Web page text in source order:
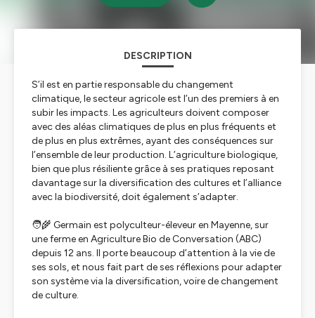
DESCRIPTION
S’il est en partie responsable du changement
climatique, le secteur agricole est l’un des premiers à en
subir les impacts. Les agriculteurs doivent composer
avec des aléas climatiques de plus en plus fréquents et
de plus en plus extrêmes, ayant des conséquences sur
l’ensemble de leur production. L’agriculture biologique,
bien que plus résiliente grâce à ses pratiques reposant
davantage sur la diversification des cultures et l’alliance
avec la biodiversité, doit également s’adapter.
🧑‍🌾 Germain est polyculteur-éleveur en Mayenne, sur
une ferme en Agriculture Bio de Conversation (ABC)
depuis 12 ans. Il porte beaucoup d’attention à la vie de
ses sols, et nous fait part de ses réflexions pour adapter
son système via la diversification, voire de changement
de culture.